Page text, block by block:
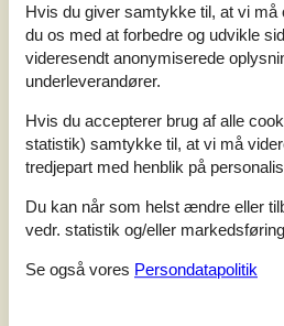
Vores
Vores gæsteanmeldelserEksterne
1,0 Baseret
Vurderet d. 24-
4
2
Hvis du giver samtykke til, at vi
du os med at forbedre og udvikle
videresendt anonymiserede
underleverandører.
Hvis du accepterer brug af alle
statistik) samtykke til, at vi må
tredjepart med henblik på
Du kan når som helst ændre eller
vedr. statistik og/eller
Se også vores Persondatapolitik